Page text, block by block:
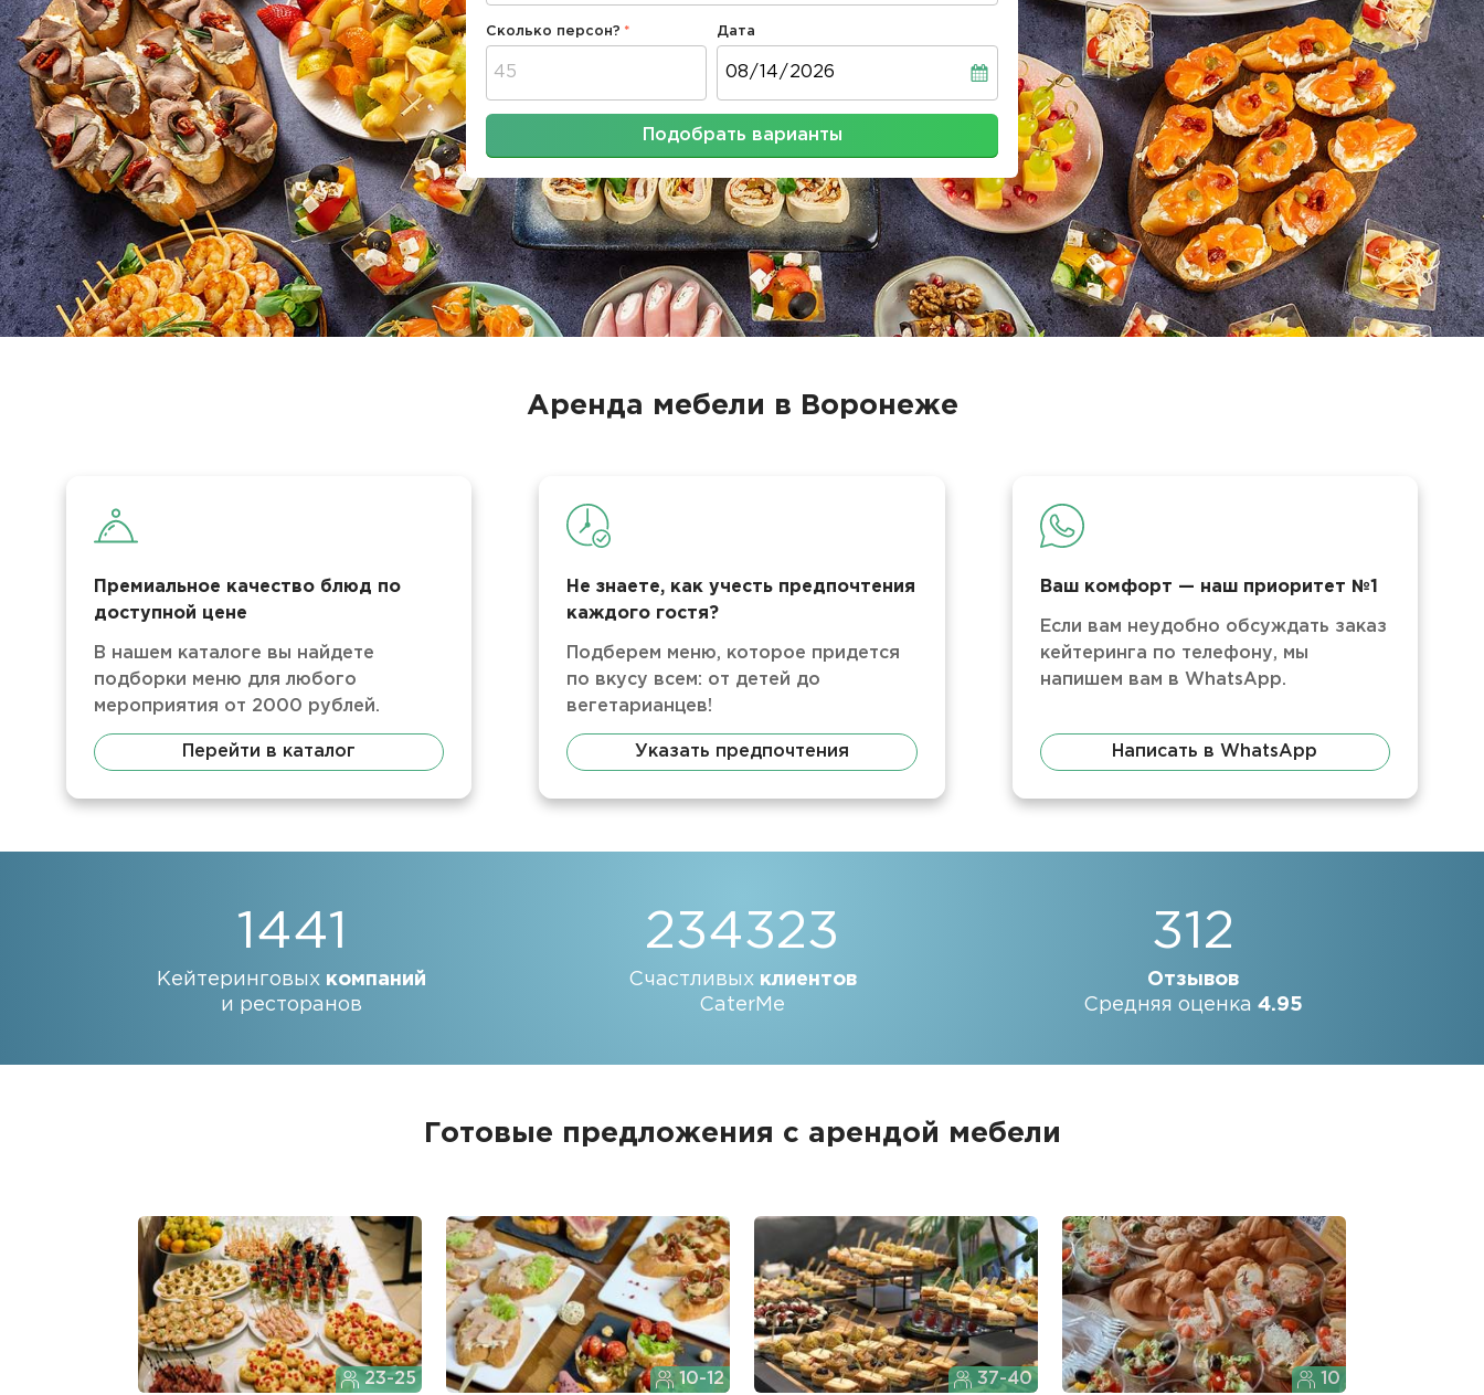
Сколько персон? Дата
Подобрать варианты
Аренда мебели в Воронеже
Премиальное качество блюд по
доступной цене
В нашем каталоге вы найдете
подборки меню для любого
мероприятия от 2000 рублей.
Перейти в каталог
Не знаете, как учесть предпочтения
каждого гостя?
Подберем меню, которое придется
по вкусу всем: от детей до
вегетарианцев!
Указать предпочтения
Ваш комфорт — наш приоритет №1
Если вам неудобно обсуждать заказ
кейтеринга по телефону, мы
напишем вам в WhatsApp.
Написать в WhatsApp
1441
Кейтеринговых компаний
и ресторанов
234323
Счастливых клиентов
CaterMe
312
Отзывов
Средняя оценка 4.95
Готовые предложения с арендой мебели
23-25 10-12 37-40 10